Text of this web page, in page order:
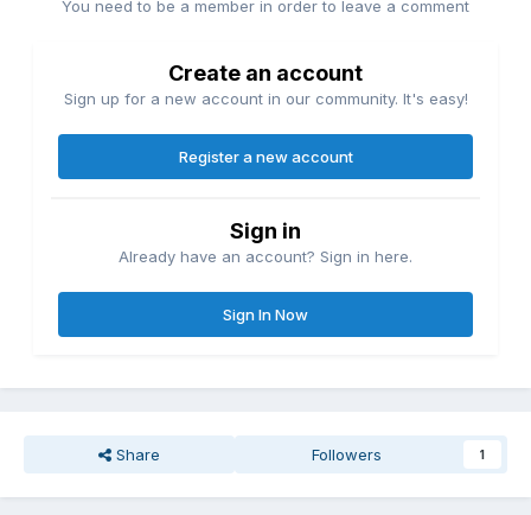
You need to be a member in order to leave a comment
Create an account
Sign up for a new account in our community. It's easy!
Register a new account
Sign in
Already have an account? Sign in here.
Sign In Now
Share Followers 1